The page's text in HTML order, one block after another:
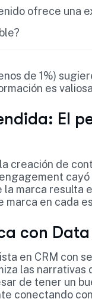
ofrece una
de 1%)
es
El
creación de
cayó
la marca resulta
marca en cada
con
en CRM con
las narrativas
de tener un
conectando